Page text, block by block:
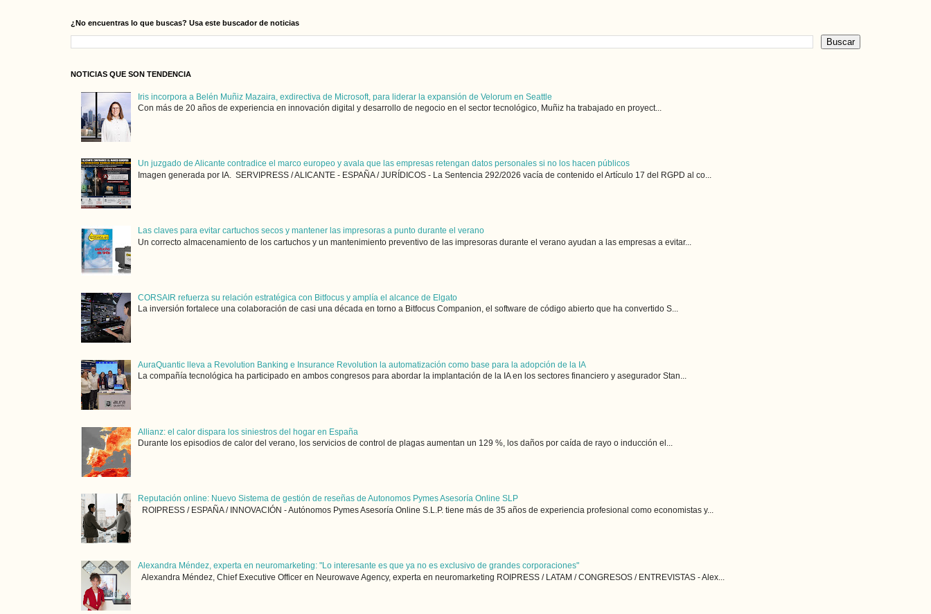
¿No encuentras lo que buscas? Usa este buscador de noticias
NOTICIAS QUE SON TENDENCIA
Iris incorpora a Belén Muñiz Mazaira, exdirectiva de Microsoft, para liderar la expansión de Velorum en Seattle
Con más de 20 años de experiencia en innovación digital y desarrollo de negocio en el sector tecnológico, Muñiz ha trabajado en proyect...
Un juzgado de Alicante contradice el marco europeo y avala que las empresas retengan datos personales si no los hacen públicos
Imagen generada por IA. SERVIPRESS / ALICANTE - ESPAÑA / JURÍDICOS - La Sentencia 292/2026 vacía de contenido el Artículo 17 del RGPD al co...
Las claves para evitar cartuchos secos y mantener las impresoras a punto durante el verano
Un correcto almacenamiento de los cartuchos y un mantenimiento preventivo de las impresoras durante el verano ayudan a las empresas a evitar...
CORSAIR refuerza su relación estratégica con Bitfocus y amplía el alcance de Elgato
La inversión fortalece una colaboración de casi una década en torno a Bitfocus Companion, el software de código abierto que ha convertido S...
AuraQuantic lleva a Revolution Banking e Insurance Revolution la automatización como base para la adopción de la IA
La compañía tecnológica ha participado en ambos congresos para abordar la implantación de la IA en los sectores financiero y asegurador Stan...
Allianz: el calor dispara los siniestros del hogar en España
Durante los episodios de calor del verano, los servicios de control de plagas aumentan un 129 %, los daños por caída de rayo o inducción el...
Reputación online: Nuevo Sistema de gestión de reseñas de Autonomos Pymes Asesoría Online SLP
ROIPRESS / ESPAÑA / INNOVACIÓN - Autónomos Pymes Asesoría Online S.L.P. tiene más de 35 años de experiencia profesional como economistas y...
Alexandra Méndez, experta en neuromarketing: "Lo interesante es que ya no es exclusivo de grandes corporaciones"
Alexandra Méndez, Chief Executive Officer en Neurowave Agency, experta en neuromarketing ROIPRESS / LATAM / CONGRESOS / ENTREVISTAS - Alex...